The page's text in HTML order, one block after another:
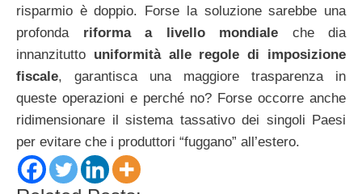
risparmio è doppio. Forse la soluzione sarebbe una
profonda riforma a livello mondiale che dia
innanzitutto uniformità alle regole di imposizione
fiscale, garantisca una maggiore trasparenza in
queste operazioni e perché no? Forse occorre anche
ridimensionare il sistema tassativo dei singoli Paesi
per evitare che i produttori “fuggano” all’estero.